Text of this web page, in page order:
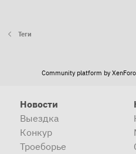
Теги
Community platform by XenForo
Новости
Выездка
Конкур
Троеборье